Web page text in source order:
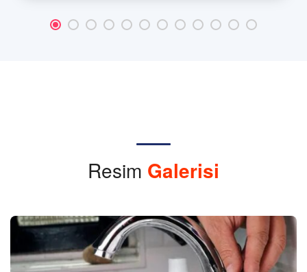
Resim Galerisi